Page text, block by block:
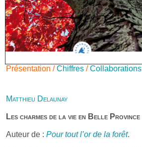
Présentation /Chiffres /Collaborations
Matthieu Delaunay
Les charmes de la vie en Belle Province
Auteur de : Pour tout l’or de la forêt.